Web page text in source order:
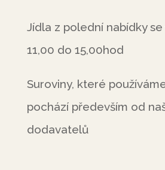
Jídla z polední nabídky
11,00 do 15,00hod
Suroviny, které
pochází především od
dodavatelů